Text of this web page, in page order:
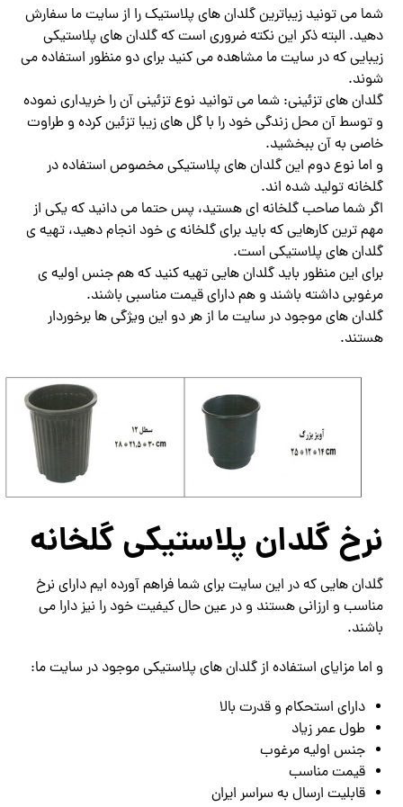
شما می تونید زیباترین گلدان های پلاستیک را از سایت ما سفارش
دهید. البته ذکر این نکته ضروری است که گلدان های پلاستیکی
زیبایی که در سایت ما مشاهده می کنید برای دو منظور استفاده می
شوند.
گلدان های تزئینی: شما می توانید نوع تزئینی آن را خریداری نموده
و توسط آن محل زندگی خود را با گل های زیبا تزئین کرده و طراوت
خاصی به آن ببخشید.
و اما نوع دوم این گلدان های پلاستیکی مخصوص استفاده در
گلخانه تولید شده اند.
اگر شما صاحب گلخانه ای هستید، پس حتما می دانید که یکی از
مهم ترین کارهایی که باید برای گلخانه ی خود انجام دهید، تهیه ی
گلدان های پلاستیکی است.
برای این منظور باید گلدان هایی تهیه کنید که هم جنس اولیه ی
مرغوبی داشته باشند و هم دارای قیمت مناسبی باشند.
گلدان های موجود در سایت ما از هر دو این ویژگی ها برخوردار
هستند.
نرخ گلدان پلاستیکی گلخانه
گلدان هایی که در این سایت برای شما فراهم آورده ایم دارای نرخ
مناسب و ارزانی هستند و در عین حال کیفیت خود را نیز دارا می
باشند.
و اما مزایای استفاده از گلدان های پلاستیکی موجود در سایت ما:
دارای استحکام و قدرت بالا
طول عمر زیاد
جنس اولیه مرغوب
قیمت مناسب
قابلیت ارسال به سراسر ایران